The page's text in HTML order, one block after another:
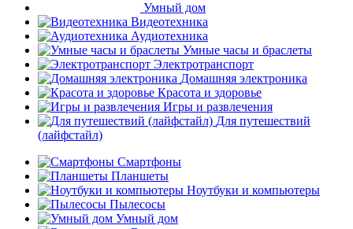
Умный дом
Видеотехника
Аудиотехника
Умные часы и браслеты
Электротранспорт
Домашняя электроника
Красота и здоровье
Игры и развлечения
Для путешествий
(лайфстайл)
Смартфоны
Планшеты
Ноутбуки и компьютеры
Пылесосы
Умный дом